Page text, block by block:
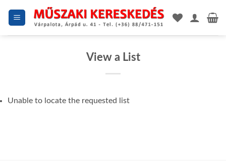
View a List
Unable to locate the requested list